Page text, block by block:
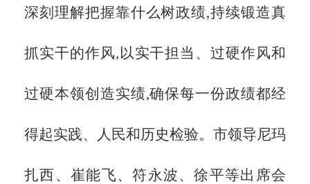
深刻理解把握靠什么树政绩,持续锻造真
抓实干的作风,以实干担当、过硬作风和
过硬本领创造实绩,确保每一份政绩都经
得起实践、人民和历史检验。 市领导尼玛
扎西、崔能飞、符永波、徐平等出席会